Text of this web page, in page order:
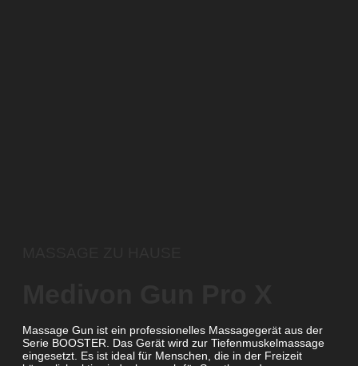
Massage Gun ist ein professionelles Massagegerät aus der
Serie BOOSTER. Das Gerät wird zur Tiefenmuskelmassage
eingesetzt. Es ist ideal für Menschen, die in der Freizeit